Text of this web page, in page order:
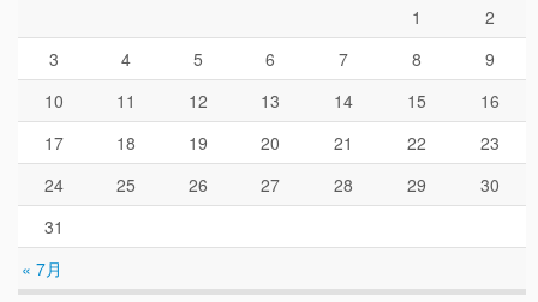
« 7月
1
2
3
4 5 6 7 8
9
10
11 12 13 14 15
16
17
18 19 20 21 22
23
24
25 26 27 28 29
30
31